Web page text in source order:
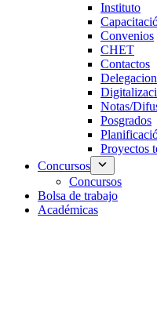
Instituto
Convenios
CHET
Contactos
Notas/
Posgrados
Proyectos
Concursos
Concursos
Bolsa de trabajo
Académicas